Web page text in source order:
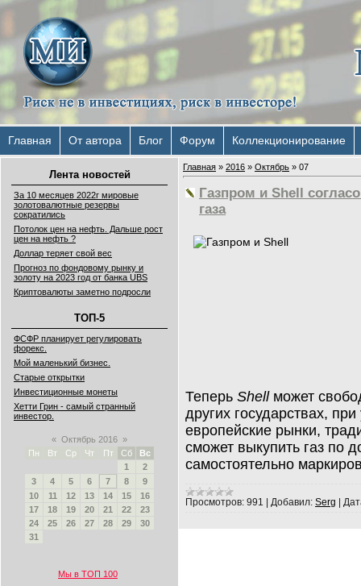
Главная От автора Блог Форум Коллекционирование
Лента новостей
За 10 месяцев 2022г мировые
золотовалютные резервы
сократились
Потолок цен на нефть. Дальше рост
цен на нефть ?
Доллар теряет свой вес
Прогноз по фондовому рынку и
золоту на 2023 год от банка UBS
Криптовалюты заметно подросли
ТОП-5
ФСФР планирует регулировать
форекс.
Мой маленький бизнес.
Старые открытки
Инвестиционные монеты
Хетти Грин - самый странный
инвестор.
« Октябрь 2016 »
Пн
Вт Ср Чт Пт Сб
Вс
1
2
3
4 5 6 7 8
9
10
11 12 13 14 15
16
17
18 19 20 21 22
23
24
25 26 27 28 29
30
31
Мы в ТОП 100
Главная » 2016 » Октябрь » 07
Газпром и Shell
газа
Теперь Shell может
других государствах,
европейские рынки,
сможет выкупить газ по
самостоятельно
Просмотров: 991 | Добавил: Serg |